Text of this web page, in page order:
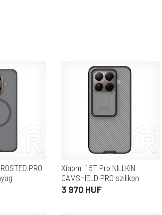
PRO
15T Pro
Xiaomi 15T Pro NILLKIN
CAMSHIELD PRO szilikon
telefonvédő (ütésállóság,
3 970 HUF